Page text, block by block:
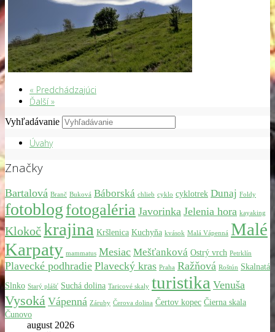
« Predchádzajúci
Ďalší »
Vyhľadávanie
Úvahy
Značky
Bartalová Branč Buková Báborská chlieb cyklo cyklotrek Dunaj Foldy
fotoblog fotogaléria Javorinka Jelenia hora kayaking
Klokoč krajina Kršlenica Kuchyňa kvások Malá Vápenná Malé
Karpaty mammatus Mesiac Mešťanková Ostrý vrch Petrklín
Plavecké podhradie Plavecký kras Praha Ražňová Roštún Skalnatá
Slnko Starý plášť Suchá dolina Taricové skaly turistika Venuša
Vysoká Vápenná Záruby Čerova dolina Čertov kopec Čierna skala
Čunovo
august 2026